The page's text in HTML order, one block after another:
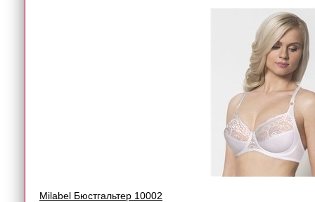
Milabel Бюстгальтер 10002